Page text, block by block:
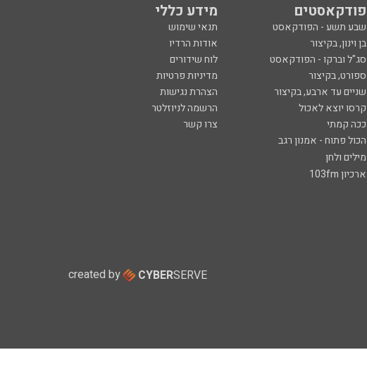
פודקאסטים מידע כללי
שבע תשע - הפודקאסט
תנאי שימוש
בן וינון, בקיצור
אודות הרדיו
סג"ל וברקו - הפודקאסט
לוח שידורים
ספורט, בקיצור
מדיניות פרטיות
שניים עד ארבע, בקיצור
הצהרת נגישות
קרסו יוצא לאכול
הרשמה לניוזלטר
ככה קמתי
צרו קשר
הכול פתוח - אמנון רגב
מילים ולחן
ארכיון 103fm
created by CYBERSERVE